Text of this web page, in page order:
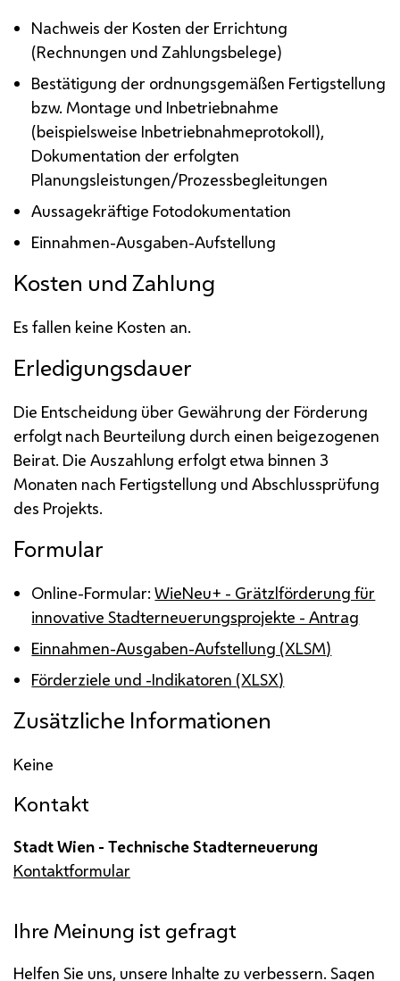
Nachweis der Kosten der Errichtung
(Rechnungen und Zahlungsbelege)
Bestätigung der ordnungsgemäßen Fertigstellung
bzw. Montage und Inbetriebnahme
(beispielsweise Inbetriebnahmeprotokoll),
Dokumentation der erfolgten
Planungsleistungen/Prozessbegleitungen
Aussagekräftige Fotodokumentation
Einnahmen-Ausgaben-Aufstellung
Kosten und Zahlung
Es fallen keine Kosten an.
Erledigungsdauer
Die Entscheidung über Gewährung der Förderung
erfolgt nach Beurteilung durch einen beigezogenen
Beirat. Die Auszahlung erfolgt etwa binnen 3
Monaten nach Fertigstellung und Abschlussprüfung
des Projekts.
Formular
Online-Formular:WieNeu+ - Grätzlförderung für
innovative Stadterneuerungsprojekte - Antrag
Einnahmen-Ausgaben-Aufstellung (XLSM)
Förderziele und -Indikatoren (XLSX)
Zusätzliche Informationen
Keine
Kontakt
Stadt Wien - Technische Stadterneuerung
Kontaktformular
Ihre Meinung ist gefragt
Helfen Sie uns, unsere Inhalte zu verbessern. Sagen